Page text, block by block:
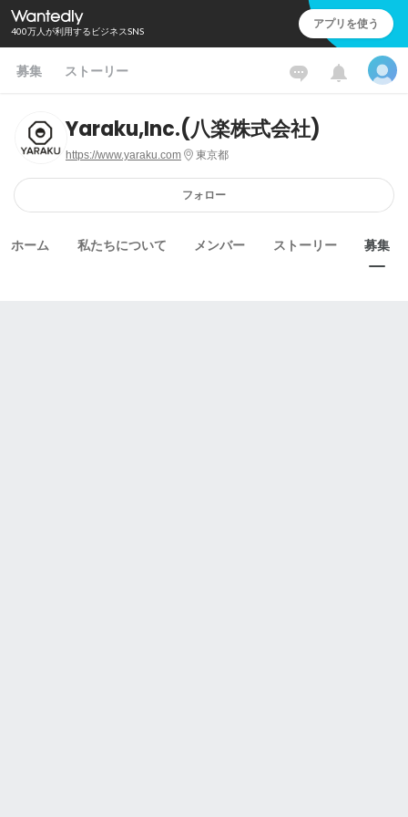
400万人が利用するビジネスSNS アプリを使う
募集 ストーリー
Yaraku,Inc.(八楽株式会社)
https://www.yaraku.com 東京都
フォロー
ホーム 私たちについて メンバー ストーリー 募集